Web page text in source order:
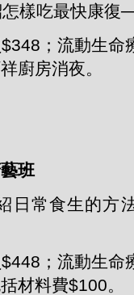
樣吃最快康復
；流動生命
廚房消夜。
班
日常食生的方
；流動生命
材料費$100。